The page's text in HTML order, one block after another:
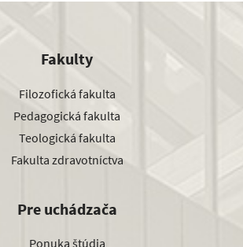
Fakulty
Filozofická fakulta
Pedagogická fakulta
Teologická fakulta
Fakulta zdravotníctva
Pre uchádzača
Ponuka štúdia